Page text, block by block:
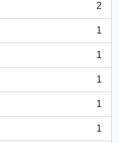
2
1
1
1
1
1